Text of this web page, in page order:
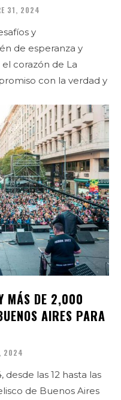
31, 2024
y
de esperanza y
con la verdad y
MÁS DE 2,000
AIRES PARA
2024
las 12 hasta las
de Buenos Aires